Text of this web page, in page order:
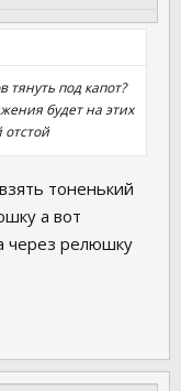
тянуть под капот?
будет на этих
отстой
тоненький
а вот
через релюшку